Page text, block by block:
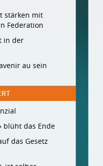
stärken mit
Federation
in der
au sein
blüht das Ende
das Gesetz